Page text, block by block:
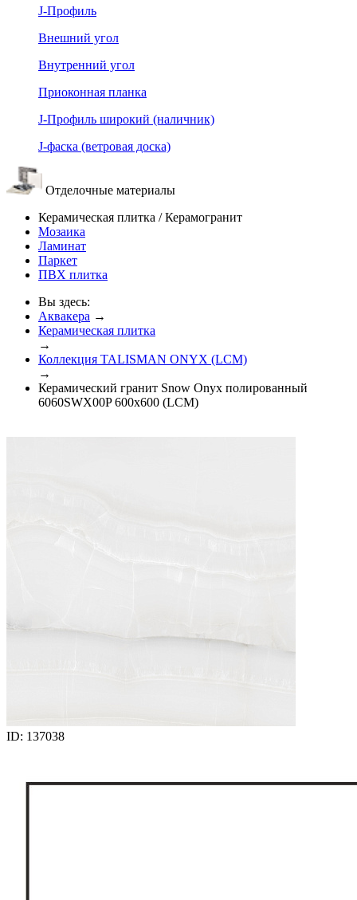
J-Профиль
Внешний угол
Внутренний угол
Приоконная планка
J-Профиль широкий (наличник)
J-фаска (ветровая доска)
Отделочные материалы
Керамическая плитка / Керамогранит
Мозаика
Ламинат
Паркет
ПВХ плитка
Вы здесь:
Аквакера →
Керамическая плитка
→
Коллекция TALISMAN ONYX (LCM)
→
Керамический гранит Snow Onyx полированный
6060SWX00P 600x600 (LCM)
ID: 137038